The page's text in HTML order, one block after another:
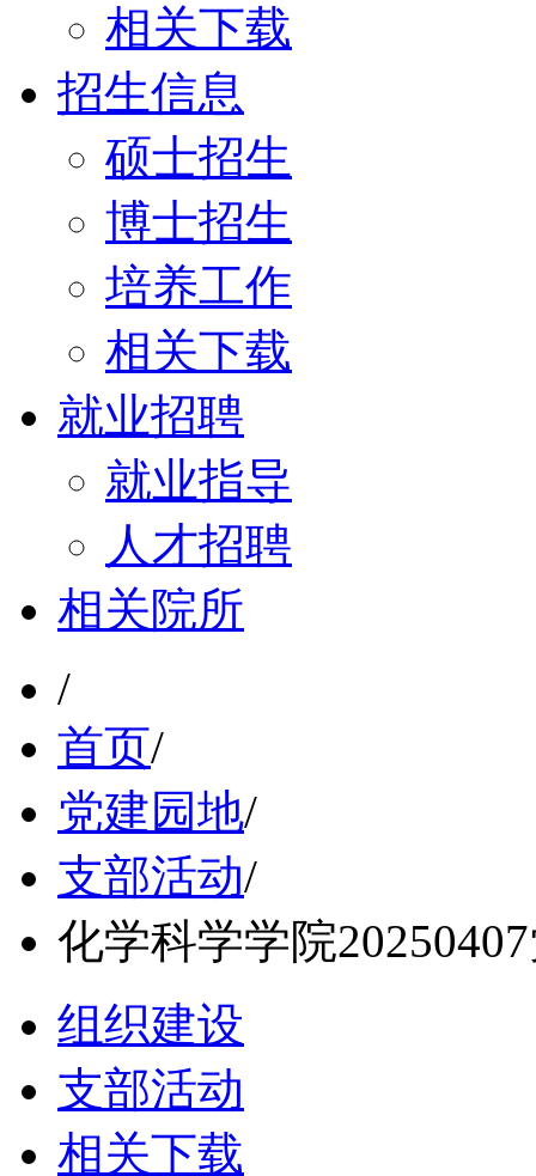
相关下载
招生信息
硕士招生
博士招生
培养工作
相关下载
就业招聘
就业指导
人才招聘
相关院所
/
首页/
党建园地/
支部活动/
化学科学学院
组织建设
支部活动
相关下载